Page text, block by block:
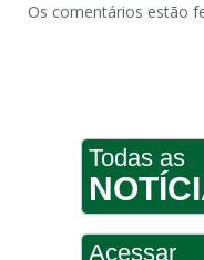
Os comentários estão
Todas as
Acessar